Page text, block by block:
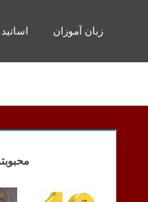
اساتید زبان آموزان